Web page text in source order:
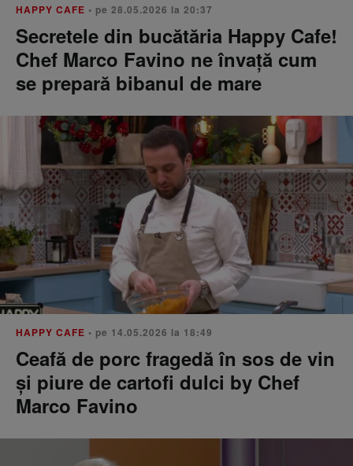
HAPPY CAFE • pe 28.05.2026 la 20:37
Secretele din bucătăria Happy Cafe!
Chef Marco Favino ne învață cum
se prepară bibanul de mare
HAPPY CAFE • pe 14.05.2026 la 18:49
Ceafă de porc fragedă în sos de vin
și piure de cartofi dulci by Chef
Marco Favino